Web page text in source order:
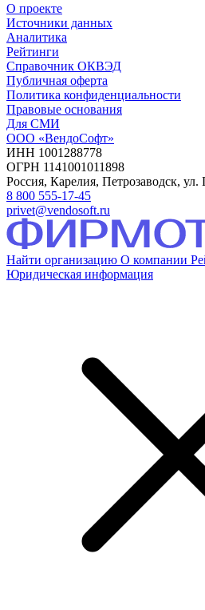
О проекте
Источники данных
Аналитика
Рейтинги
Справочник ОКВЭД
Публичная оферта
Политика конфиденциальности
Правовые основания
Для СМИ
ООО «ВендоСофт»
ИНН 1001288778
ОГРН 1141001011898
Россия, Карелия, Петрозаводск, ул.
8 800 555-17-45
privet@vendosoft.ru
Найти организацию О компании
Юридическая информация